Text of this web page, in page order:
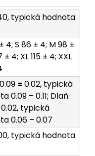
typická hodnota
4; S 86 ± 4; M 98 ±
± 4; XL 115 ± 4; XXL
± 0.02, typická
0.09 – 0.11; Dlaň:
typická
0.06 – 0.07
typická hodnota